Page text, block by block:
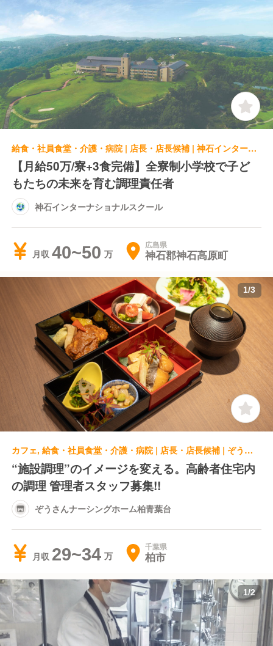
給食・社員食堂・介護・病院 | 店長・店長候補 | 神石インターナショナルスクール
【月給50万/寮+3食完備】全寮制小学校で子ど
もたちの未来を育む調理責任者
神石インターナショナルスクール
月収 40~50 広島県
神石郡神石高原町
1/3
カフェ, 給食・社員食堂・介護・病院 | 店長・店長候補 | ぞうさんナーシングホーム柏青葉台
“施設調理”のイメージを変える。高齢者住宅内
の調理 管理者スタッフ募集!!
ぞうさんナーシングホーム柏青葉台
月収 29~34 千葉県
柏市
1/2